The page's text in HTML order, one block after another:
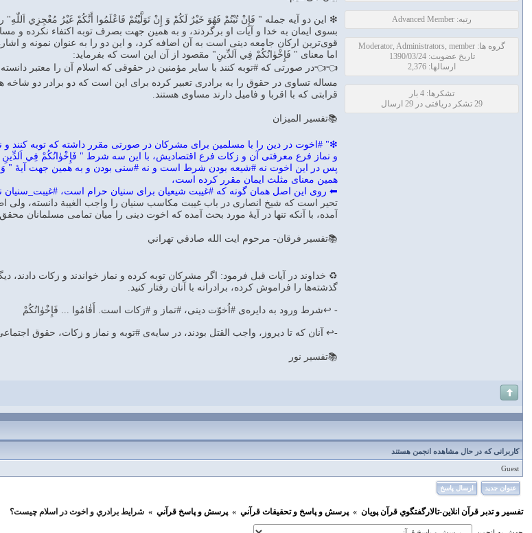
رتبه: Advanced Member
گروه ها: Moderator, Administrators, member
تاریخ عضویت: 1390/03/24
ارسالها: 2,376
تشکرها: 4 بار
29 تشکر دریافتی در 29 ارسال
❇ اين دو آيه جمله " فَإِنْ تُبْتُمْ فَهُوَ خَيْرٌ لَكُمْ وَ إِنْ تَوَلَّيْتُمْ فَاعْلَمُوا أَنَّكُمْ غَيْرُ مُعْجِزِي
بسوى ايمان به خدا و آيات او برگردند، و به همين جهت بصرف توبه اكتفاء نكرده و
قوى‌ترين اركان جامعه دينى است به آن اضافه كرد، و اين دو را به عنوان نمونه و
اما معناى " فَإِخْوٰانُكُمْ فِي اَلدِّينِ‌" مقصود از آن اين است كه بفرمايد:
👈👈در صورتى كه #توبه كنند با ساير مؤمنين در حقوقى كه اسلام آن را معتبر دانسته
مساله تساوى در حقوق را به برادرى تعبير كرده براى اين است كه دو برادر دو
قرابتى كه با اقربا و فاميل دارند مساوى هستند.
📚تفسير المیزان
❇" #اخوت در دين را با مسلمين براى مشركان در صورتى مقرر داشته كه توبه كنند
و نماز فرع معرفتى آن و زكات فرع اقتصاديش، با اين سه شرط " فَإِخْوٰانُكُمْ فِي
همين معناى مثلث ايمان مقرر كرده است،
⬅ روى اين اصل همان گونه كه #غيبت شيعيان براى سنيان حرام است، #غيبت_سنيان
تحير است كه شيخ انصارى در باب غيبت مكاسب سنيان را واجب الغيبة دانسته، ولى
آمده، با آنكه تنها در آيۀ مورد بحث آمده كه اخوت دينى را ميان تمامى مسلمانان
📚تفسیر فرقان- مرحوم ايت الله صادقي تهراني
♻ خداوند در آيات قبل فرمود: اگر مشركان توبه كرده و نماز خواندند و زكات دادند،
گذشته‌ها را فراموش كرده، برادرانه با آنان رفتار كنيد.
- ↩️شرط ورود به دايره‌ى #اُخوّت دينى، #نماز و #زكات است. أَقٰامُوا ... فَإِخْوٰانُكُمْ‌
-↩️ آنان كه تا ديروز، واجب القتل بودند، در سايه‌ى #توبه و نماز و زكات، حقوق
📚تفسير نور
کاربرانی که در حال مشاهده انجمن هستند
Guest
عنوان جدید ارسال پاسخ
تفسير و‌ تدبر قرآن انلاين-تالارگفتگوي قرآن پویان » پرسش و پاسخ و تحقيقات قرآني » پرسش و پاسخ قرآني » شرايط برادري و اخوت در اسلام چيست؟